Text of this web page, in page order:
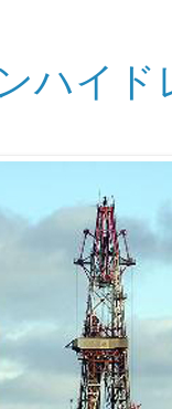
ハイド